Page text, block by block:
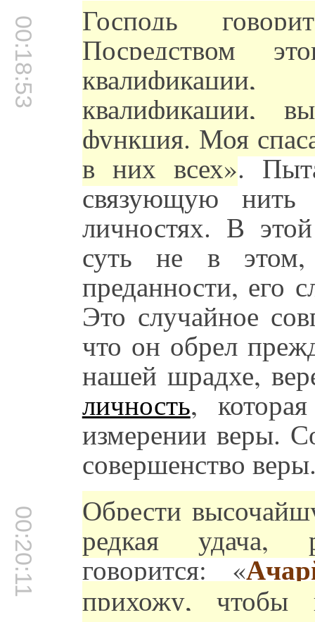
00:18:53 Господь
Посредством
квалификации,
функция. Моя
в них всех».
связующую
личностях. В
суть не в этом,
преданности, его
Это случайное
что он обрел
нашей шрадхе,
личность,
измерении веры.
совершенство
00:20:11 Обрести
редкая удача,
говорится: «
прихожу, чтобы